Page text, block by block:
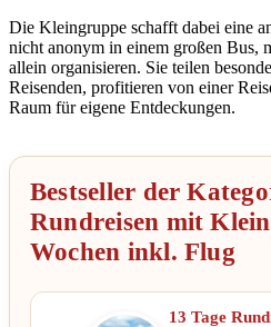
Die Kleingruppe schafft dabei eine
nicht anonym in einem großen Bus,
allein organisieren. Sie teilen
Reisenden, profitieren von einer
Raum für eigene Entdeckungen.
Bestseller der
Rundreisen mit
Wochen inkl. Flug
13 Tage